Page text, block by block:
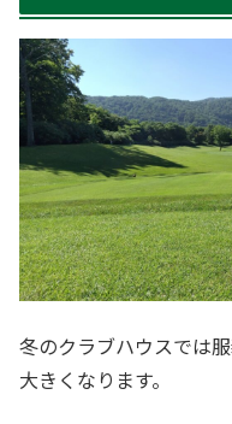
冬のクラブハウスでは
大きくなります。